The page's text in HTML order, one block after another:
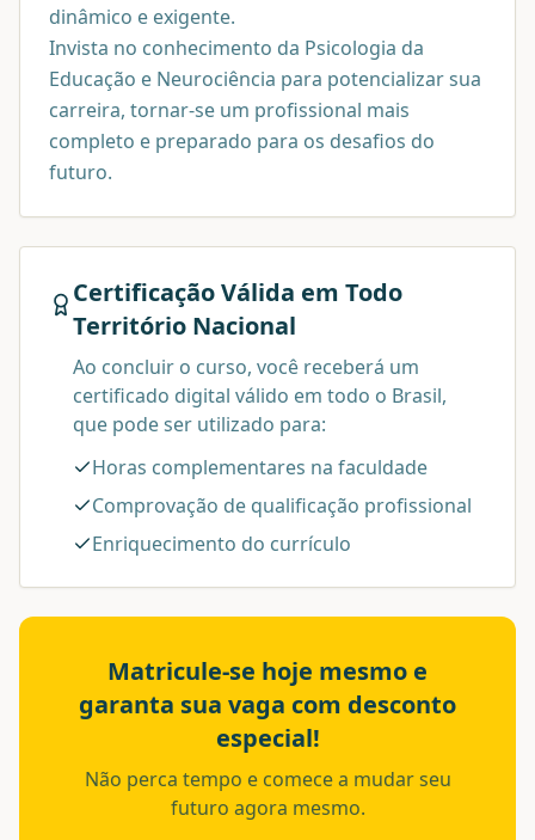
dinâmico e exigente.
Invista no conhecimento da Psicologia da
Educação e Neurociência para potencializar sua
carreira, tornar-se um profissional mais
completo e preparado para os desafios do
futuro.
Certificação Válida em Todo
Território Nacional
Ao concluir o curso, você receberá um
certificado digital válido em todo o Brasil,
que pode ser utilizado para:
Horas complementares na faculdade
Comprovação de qualificação profissional
Enriquecimento do currículo
Matricule-se hoje mesmo e
garanta sua vaga com desconto
especial!
Não perca tempo e comece a mudar seu
futuro agora mesmo.